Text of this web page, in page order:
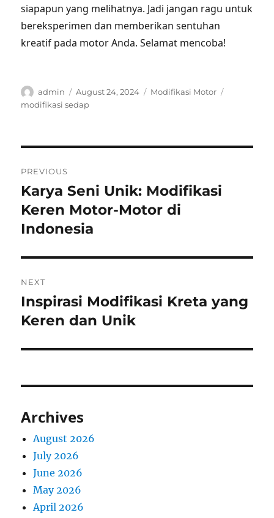
siapapun yang melihatnya. Jadi jangan ragu untuk
bereksperimen dan memberikan sentuhan
kreatif pada motor Anda. Selamat mencoba!
Author
admin
Posted
on
August 24, 2024 Categories
Modifikasi Motor
modifikasi sedap
navigation
PREVIOUS
Previous
post:
Karya Seni Unik: Modifikasi
Keren Motor-Motor di
Indonesia
NEXT
Next
post:
Inspirasi Modifikasi Kreta yang
Keren dan Unik
Archives
August 2026
July 2026
June 2026
May 2026
April 2026